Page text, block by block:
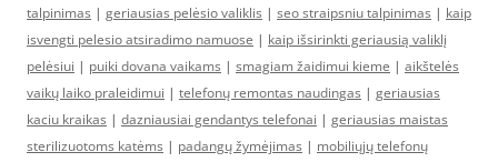
talpinimas | geriausias pelėsio valiklis | seo straipsniu talpinimas | kaip
isvengti pelesio atsiradimo namuose | kaip išsirinkti geriausią valiklį
pelėsiui | puiki dovana vaikams | smagiam žaidimui kieme | aikštelės
vaikų laiko praleidimui | telefonų remontas naudingas | geriausias
kaciu kraikas | dazniausiai gendantys telefonai | geriausias maistas
sterilizuotoms katėms | padangų žymėjimas | mobiliųjų telefonų